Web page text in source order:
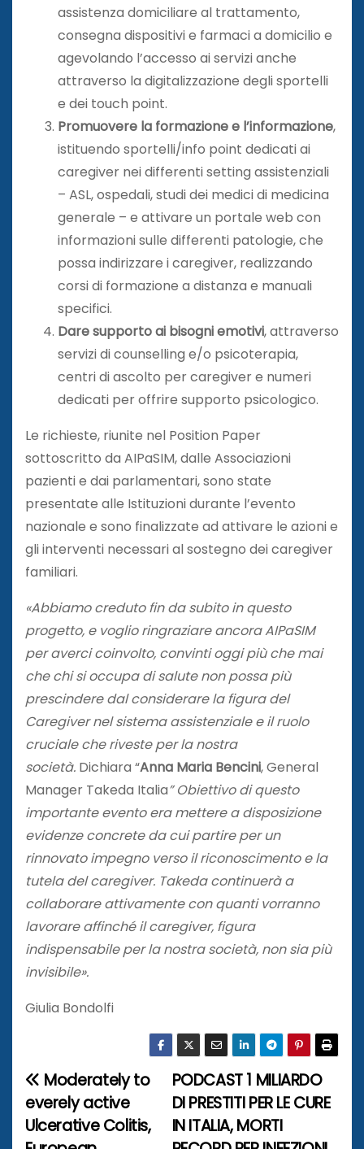
assistenza domiciliare al trattamento,
consegna dispositivi e farmaci a domicilio e
agevolando l’accesso ai servizi anche
attraverso la digitalizzazione degli sportelli
e dei touch point.
Promuovere la formazione e l’informazione,
istituendo sportelli/info point dedicati ai
caregiver nei differenti setting assistenziali
– ASL, ospedali, studi dei medici di medicina
generale – e attivare un portale web con
informazioni sulle differenti patologie, che
possa indirizzare i caregiver, realizzando
corsi di formazione a distanza e manuali
specifici.
Dare supporto ai bisogni emotivi, attraverso
servizi di counselling e/o psicoterapia,
centri di ascolto per caregiver e numeri
dedicati per offrire supporto psicologico.
Le richieste, riunite nel Position Paper
sottoscritto da AIPaSIM, dalle Associazioni
pazienti e dai parlamentari, sono state
presentate alle Istituzioni durante l’evento
nazionale e sono finalizzate ad attivare le azioni e
gli interventi necessari al sostegno dei caregiver
familiari.
«Abbiamo creduto fin da subito in questo
progetto, e voglio ringraziare ancora AIPaSIM
per averci coinvolto, convinti oggi più che mai
che chi si occupa di salute non possa più
prescindere dal considerare la figura del
Caregiver nel sistema assistenziale e il ruolo
cruciale che riveste per la nostra
società. Dichiara “Anna Maria Bencini, General
Manager Takeda Italia” Obiettivo di questo
importante evento era mettere a disposizione
evidenze concrete da cui partire per un
rinnovato impegno verso il riconoscimento e la
tutela del caregiver. Takeda continuerà a
collaborare attivamente con quanti vorranno
lavorare affinché il caregiver, figura
indispensabile per la nostra società, non sia più
invisibile».
Giulia Bondolfi
N
a
PODCAST 1 MILIARDO
DI PRESTITI PER LE CURE
IN ITALIA, MORTI
Moderately to
everely active
Ulcerative Colitis,